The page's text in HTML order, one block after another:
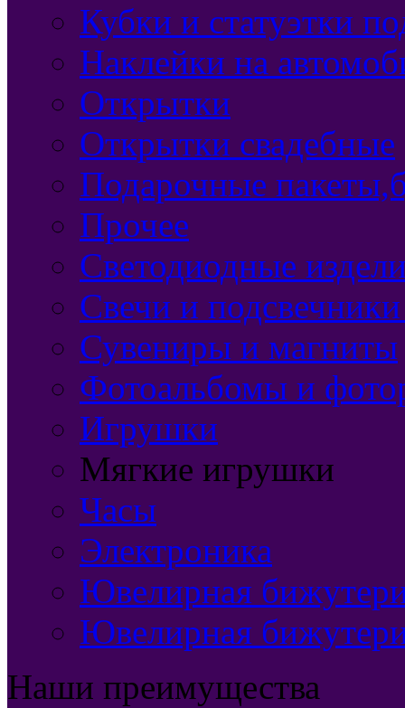
Кубки и статуэтки
Наклейки на
Открытки
Открытки свадебные
Подарочные
Прочее
Светодиодные
Свечи и
Сувениры и магниты
Фотоальбомы и
Игрушки
Мягкие игрушки
Часы
Электроника
Ювелирная
Ювелирная
Наши преимущества